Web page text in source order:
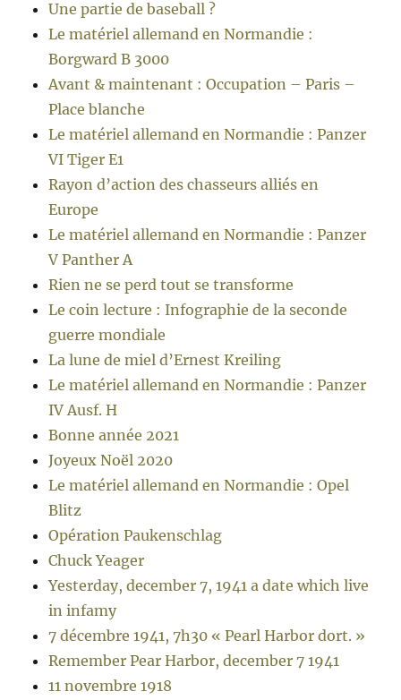
Une partie de baseball ?
Le matériel allemand en Normandie :
Borgward B 3000
Avant & maintenant : Occupation – Paris –
Place blanche
Le matériel allemand en Normandie : Panzer
VI Tiger E1
Rayon d’action des chasseurs alliés en
Europe
Le matériel allemand en Normandie : Panzer
V Panther A
Rien ne se perd tout se transforme
Le coin lecture : Infographie de la seconde
guerre mondiale
La lune de miel d’Ernest Kreiling
Le matériel allemand en Normandie : Panzer
IV Ausf. H
Bonne année 2021
Joyeux Noël 2020
Le matériel allemand en Normandie : Opel
Blitz
Opération Paukenschlag
Chuck Yeager
Yesterday, december 7, 1941 a date which live
in infamy
7 décembre 1941, 7h30 « Pearl Harbor dort. »
Remember Pear Harbor, december 7 1941
11 novembre 1918